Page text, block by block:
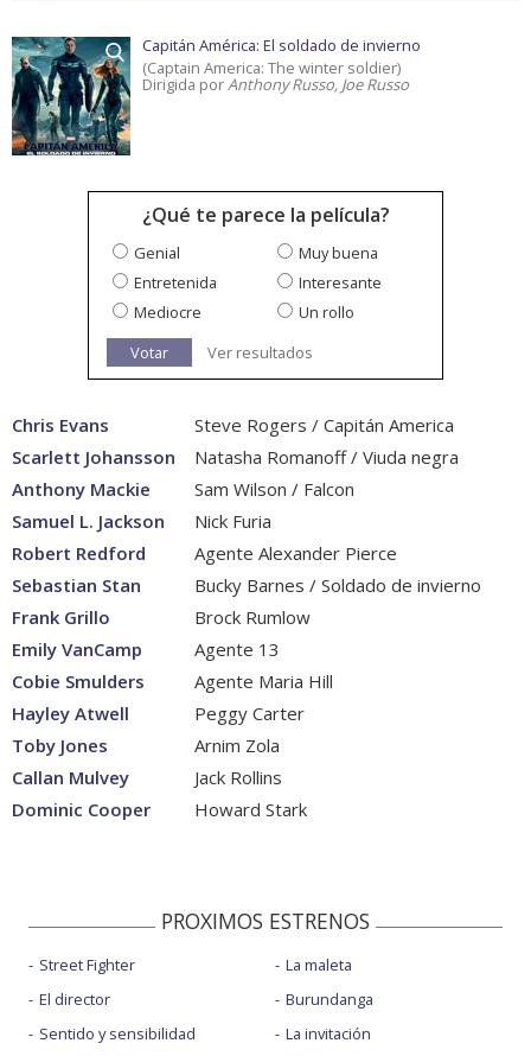
Capitán América: El soldado de invierno
(Captain America: The winter soldier)
Dirigida porAnthony Russo, Joe Russo
¿Qué te parece la película?
Genial
Muy buena
Entretenida
Interesante
Mediocre
Un rollo
Votar
Ver resultados
Chris Evans
Steve Rogers / Capitán America
Scarlett Johansson
Natasha Romanoff / Viuda negra
Anthony Mackie
Sam Wilson / Falcon
Samuel L. Jackson
Nick Furia
Robert Redford
Agente Alexander Pierce
Sebastian Stan
Bucky Barnes / Soldado de invierno
Frank Grillo
Brock Rumlow
Emily VanCamp
Agente 13
Cobie Smulders
Agente Maria Hill
Hayley Atwell
Peggy Carter
Toby Jones
Arnim Zola
Callan Mulvey
Jack Rollins
Dominic Cooper
Howard Stark
PROXIMOS ESTRENOS
Street Fighter
El director
Sentido y sensibilidad
La maleta
Burundanga
La invitación